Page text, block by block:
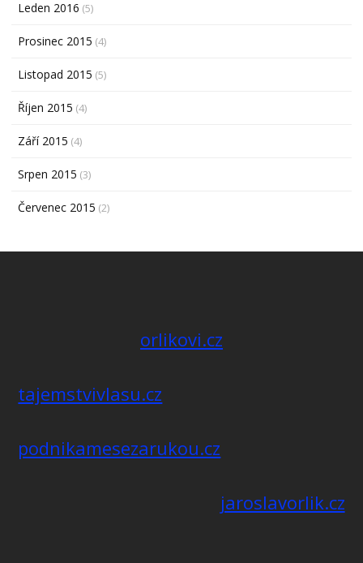
Leden 2016 (5)
Prosinec 2015 (4)
Listopad 2015 (5)
Říjen 2015 (4)
Září 2015 (4)
Srpen 2015 (3)
Červenec 2015 (2)
orlikovi.cz
tajemstvivlasu.cz
podnikamesezarukou.cz
jaroslavorlik.cz